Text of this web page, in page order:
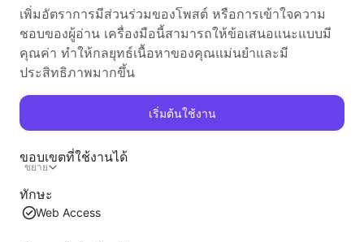
เพิ่มอัตราการมีส่วนร่วมของโพสต์ หรือการเข้าใจความ
ชอบของผู้อ่าน เครื่องมือนี้สามารถให้ข้อเสนอแนะแบบมี
คุณค่า ทำให้กลยุทธ์เนื้อหาของคุณแม่นยำและมี
ประสิทธิภาพมากขึ้น
เริ่มต้นใช้งาน
ขอบเขตที่ใช้งานได้
ขยาย
ทักษะ
Web Access